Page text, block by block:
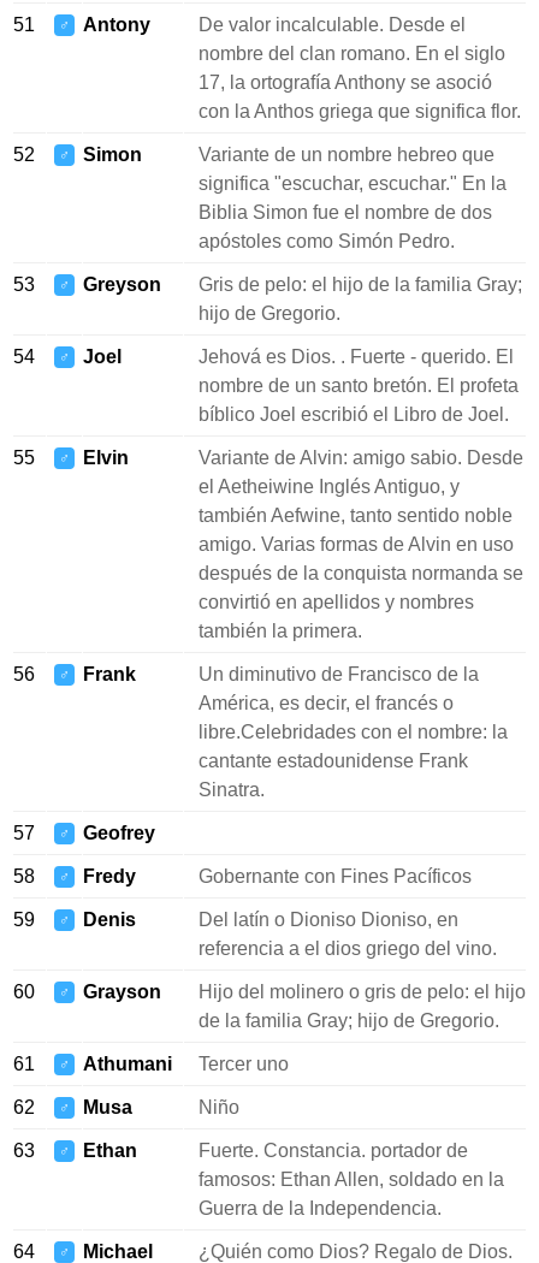
51 ♂ Antony
De valor incalculable. Desde el
nombre del clan romano. En el siglo
17, la ortografía Anthony se asoció
con la Anthos griega que significa flor.
52 ♂ Simon
Variante de un nombre hebreo que
significa "escuchar, escuchar." En la
Biblia Simon fue el nombre de dos
apóstoles como Simón Pedro.
53 ♂ Greyson
Gris de pelo: el hijo de la familia Gray;
hijo de Gregorio.
54 ♂ Joel
Jehová es Dios. . Fuerte - querido. El
nombre de un santo bretón. El profeta
bíblico Joel escribió el Libro de Joel.
55 ♂ Elvin
Variante de Alvin: amigo sabio. Desde
el Aetheiwine Inglés Antiguo, y
también Aefwine, tanto sentido noble
amigo. Varias formas de Alvin en uso
después de la conquista normanda se
convirtió en apellidos y nombres
también la primera.
56 ♂ Frank
Un diminutivo de Francisco de la
América, es decir, el francés o
libre.Celebridades con el nombre: la
cantante estadounidense Frank
Sinatra.
57 ♂ Geofrey
58 ♂ Fredy Gobernante con Fines Pacíficos
59 ♂ Denis
Del latín o Dioniso Dioniso, en
referencia a el dios griego del vino.
60 ♂ Grayson
Hijo del molinero o gris de pelo: el hijo
de la familia Gray; hijo de Gregorio.
61 ♂ Athumani Tercer uno
62 ♂ Musa Niño
63 ♂ Ethan
Fuerte. Constancia. portador de
famosos: Ethan Allen, soldado en la
Guerra de la Independencia.
64 ♂ Michael
¿Quién como Dios? Regalo de Dios.